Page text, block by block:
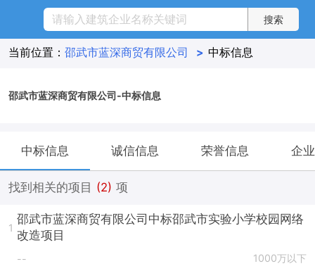
当前位置： 邵武市蓝深商贸有限公司 > 中标信息
邵武市蓝深商贸有限公司-中标信息
中标信息 诚信信息 荣誉信息 企
找到相关的项目 (2) 项
1
邵武市蓝深商贸有限公司中标邵武市实验小学校园网络
改造项目
-- 1000万以下